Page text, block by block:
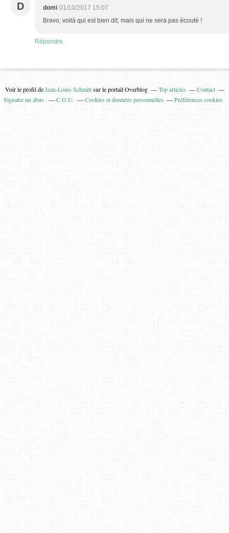
D domi 01/10/2017 15:07
Bravo, voilà qui est bien dit, mais qui ne sera pas écouté !
Répondre
Voir le profil deJean-Louis Schmittsur le portail Overblog Top articles
Contact
Signaler un abus
C.G.U. Cookies et données personnelles Préférences cookies